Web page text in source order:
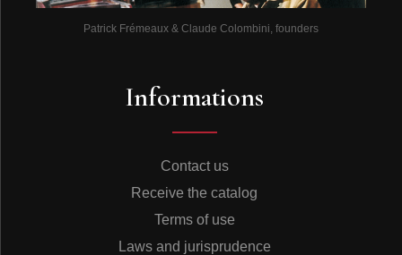
Patrick Frémeaux & Claude Colombini, founders
Informations
Contact us
Receive the catalog
Terms of use
Laws and jurisprudence